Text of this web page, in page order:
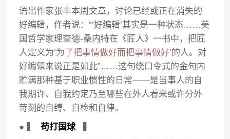
语出作家张丰本周文章，讨论已经或正在消失的
好编辑，作者说：“‘好编辑’其实是一种状态……美
国哲学家理查德-桑内特在《匠人》一书中，把匠
人定义为‘为了把事情做好而把事情做好’的人。对
好编辑来说正是如此”……这句绕口令式的金句内
贮满那种基于职业惯性的日常——是当事人的自
我期许、自我约定乃至哪些在外人看来或许分外
苛刻的自缚、自检和自律。
● ▍苟打国球▍